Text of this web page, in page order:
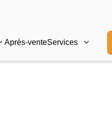
Après-venteServices